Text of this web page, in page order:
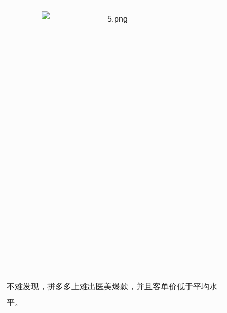
不难发现，拼多多上难出医美爆款，并且客单价低于平均水
平。